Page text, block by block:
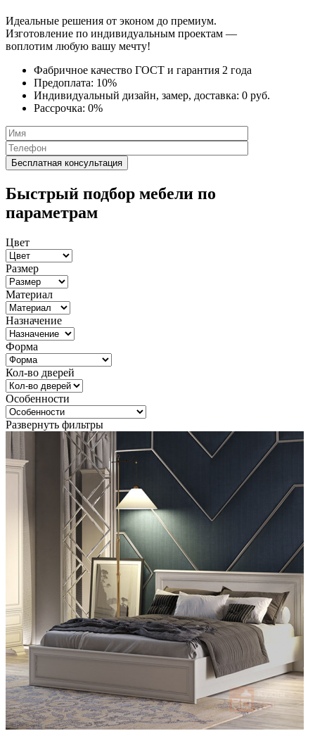
Идеальные решения от эконом до премиум.
Изготовление по индивидуальным проектам —
воплотим любую вашу мечту!
Фабричное качество ГОСТ и гарантия 2 года
Предоплата: 10%
Индивидуальный дизайн, замер, доставка: 0 руб.
Рассрочка: 0%
Быстрый подбор мебели по
параметрам
Цвет
Размер
Материал
Назначение
Форма
Кол-во дверей
Особенности
Развернуть фильтры